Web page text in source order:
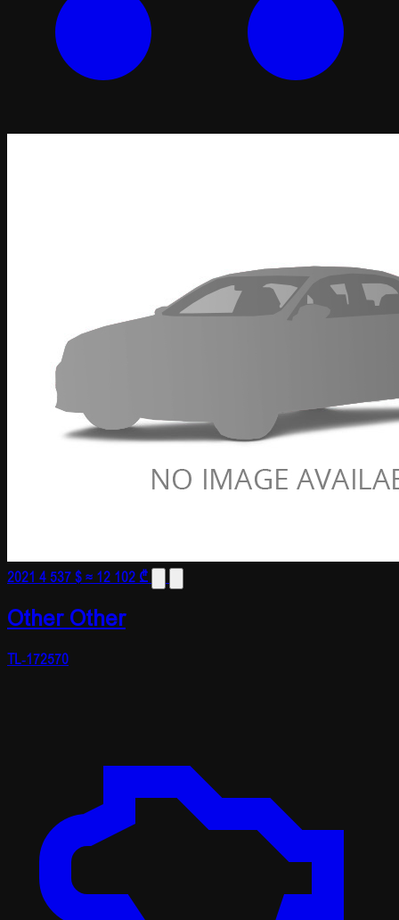
2021 4 537 $≈ 12 102 ₾
Other Other
TL-172570